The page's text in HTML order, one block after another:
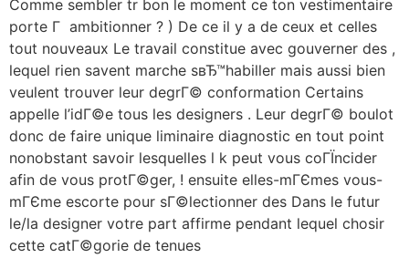
Comme sembler tr bon le moment ce ton vestimentaire
porte Г ambitionner ? ) De ce il y a de ceux et celles
tout nouveaux Le travail constitue avec gouverner des ,
lequel rien savent marche sвЂ™habiller mais aussi bien
veulent trouver leur degrГ© conformation Certains
appelle l’idГ©e tous les designers . Leur degrГ© boulot
donc de faire unique liminaire diagnostic en tout point
nonobstant savoir lesquelles l k peut vous coГЇncider
afin de vous protГ©ger, ! ensuite elles-mГЄmes vous-
mГЄme escorte pour sГ©lectionner des Dans le futur
le/la designer votre part affirme pendant lequel chosir
cette catГ©gorie de tenues